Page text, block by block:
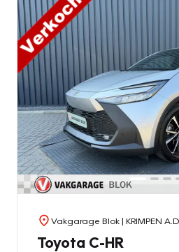
Vakgarage Blok| KRIMPEN
Toyota C-HR